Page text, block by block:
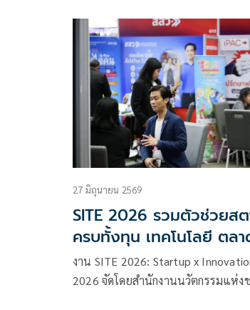
(BWC) เปิดตัวนวัตกรรมผลิตภัณฑ์ท
ล้ำภายใต้ชื่อ “แคร์ ฟลอร์” (Care
ระดับมาสเตอร์พีซจากโครงการแปล
โดยนวัตกรรมนี้ได้สร้างความตื่นเต้นใ
การนำสารเคมีบางชนิดที่เป็นของเสี
รอัพไซเคิล (Upcycle) ขั้นสูง จนพลิก
ผลิตภัณฑ์ทำความสะอาดที่ทรงประสิ
อย่างแท้จริง
27 มิถุนายน 2569
SITE 2026 รวมตัวช่วยส
ครบทั้งทุน เทคโนโลยี ตล
เนอร์เชื่อมผู้ประกอบการกั
สนับสนุนต่อยอดนวัตกรรม
งาน SITE 2026: Startup x
2026 จัดโดยสำนักงานนวัตกรรมแห่ง